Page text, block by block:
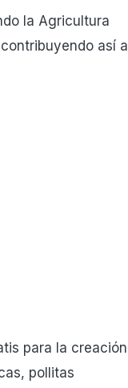
la Agricultura
así a
para la creación
pollitas